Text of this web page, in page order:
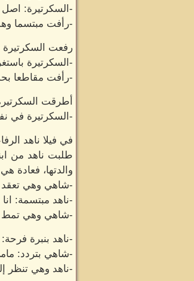
-السكرتيرة: اصل
-رأفت مبتسما وهو
رفعت
-السكرتيرة
-رأفت مقاطعا
أطرقت
-السكرتيرة في
في فيلا ناهد
طلبت ناهد من
والدتها، فعادة
-شاهي وهي تعقد
-ناهد مبتسمة:
-شاهي وهي تمط
-ناهد بنبرة
-شاهي بتردد:
-ناهد وهي تنظر